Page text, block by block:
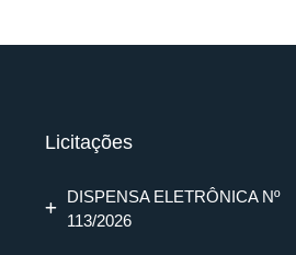
Licitações
DISPENSA ELETRÔNICA Nº
113/2026